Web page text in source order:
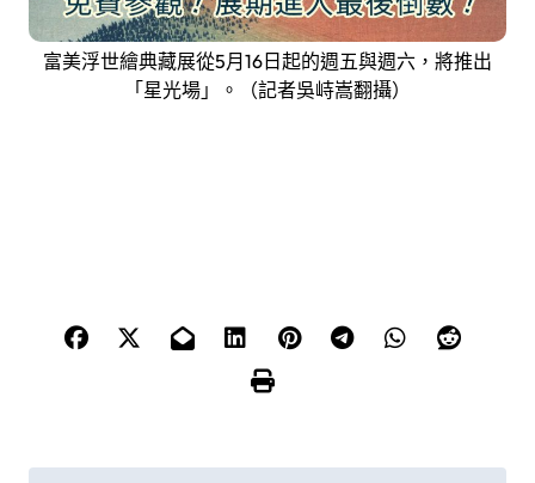
富美浮世繪典藏展從5月16日起的週五與週六，將推出
「星光場」。（記者吳峙嵩翻攝）